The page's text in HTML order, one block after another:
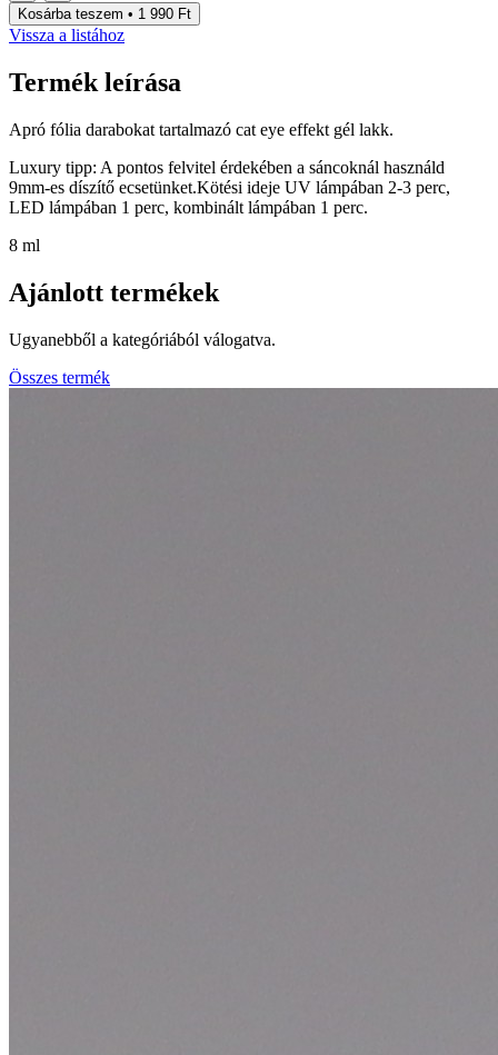
Kosárba teszem • 1 990 Ft
Vissza a listához
Termék leírása
Apró fólia darabokat tartalmazó cat eye effekt gél lakk.
Luxury tipp: A pontos felvitel érdekében a sáncoknál használd
9mm-es díszítő ecsetünket.Kötési ideje UV lámpában 2-3 perc,
LED lámpában 1 perc, kombinált lámpában 1 perc.
8 ml
Ajánlott termékek
Ugyanebből a kategóriából válogatva.
Összes termék